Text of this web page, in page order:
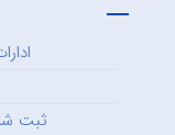
ثبت